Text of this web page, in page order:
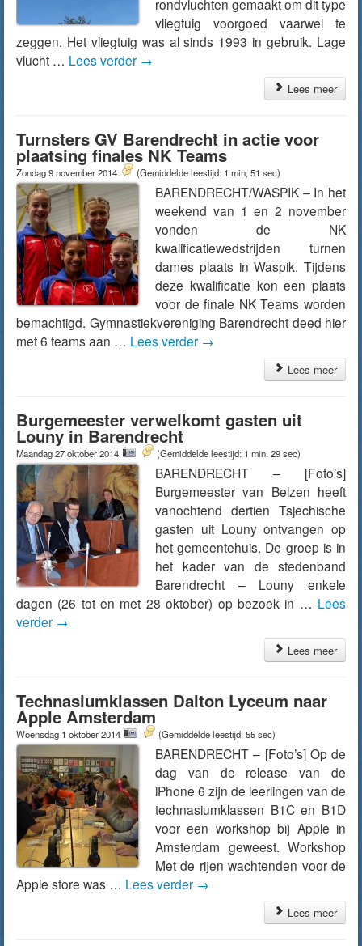
rondvluchten gemaakt om dit type
vliegtuig voorgoed vaarwel te
zeggen. Het vliegtuig was al sinds 1993 in gebruik. Lage
vlucht … Lees verder →
Lees meer
Turnsters GV Barendrecht in actie voor
plaatsing finales NK Teams
Zondag 9 november 2014 (Gemiddelde leestijd: 1 min, 51 sec)
BARENDRECHT/WASPIK – In het
weekend van 1 en 2 november
vonden de NK
kwalificatiewedstrijden turnen
dames plaats in Waspik. Tijdens
deze kwalificatie kon een plaats
voor de finale NK Teams worden
bemachtigd. Gymnastiekvereniging Barendrecht deed hier
met 6 teams aan … Lees verder →
Lees meer
Burgemeester verwelkomt gasten uit
Louny in Barendrecht
Maandag 27 oktober 2014 (Gemiddelde leestijd: 1 min, 29 sec)
BARENDRECHT – [Foto’s]
Burgemeester van Belzen heeft
vanochtend dertien Tsjechische
gasten uit Louny ontvangen op
het gemeentehuis. De groep is in
het kader van de stedenband
Barendrecht – Louny enkele
dagen (26 tot en met 28 oktober) op bezoek in … Lees
verder →
Lees meer
Technasiumklassen Dalton Lyceum naar
Apple Amsterdam
Woensdag 1 oktober 2014 (Gemiddelde leestijd: 55 sec)
BARENDRECHT – [Foto’s] Op de
dag van de release van de
iPhone 6 zijn de leerlingen van de
technasiumklassen B1C en B1D
voor een workshop bij Apple in
Amsterdam geweest. Workshop
Met de rijen wachtenden voor de
Apple store was … Lees verder →
Lees meer